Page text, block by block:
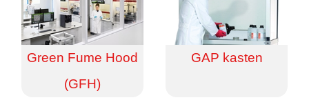
Green Fume Hood
(GFH)
GAP kasten